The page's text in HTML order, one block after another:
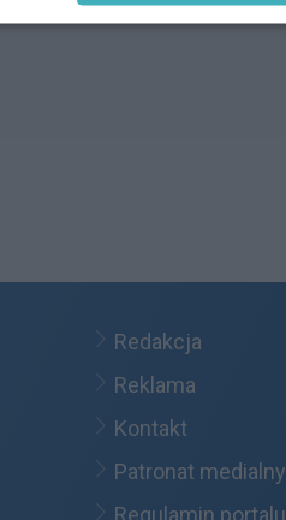
Redakcja
Reklama
Kontakt
Patronat medialny
Regulamin portalu